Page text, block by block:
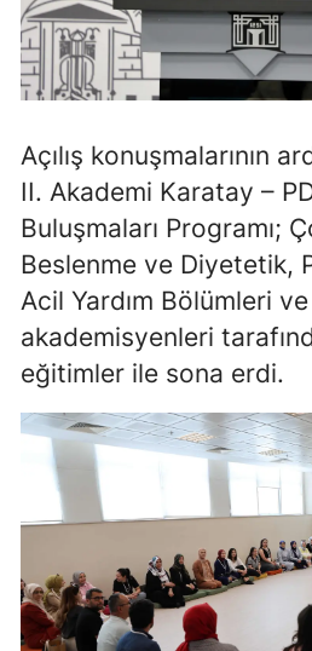
Açılış konuşmalarının
II. Akademi Karatay –
Buluşmaları Programı;
Beslenme ve Diyetetik,
Acil Yardım Bölümleri
akademisyenleri
eğitimler ile sona erdi.